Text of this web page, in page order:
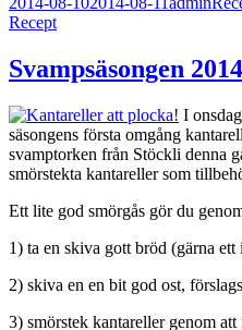
Recept
Svampsäsongen
I
säsongens första omgång
svamptorken från Stöckli denna
smörstekta kantareller som
Ett lite god smörgås gör du
1) ta en skiva gott bröd (gärna
2) skiva en en bit god ost,
3) smörstek kantareller genom